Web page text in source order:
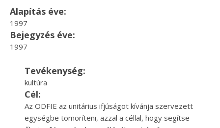
Alapítás éve:
1997
Bejegyzés éve:
1997
Tevékenység:
kultúra
Cél:
Az ODFIE az unitárius ifjúságot kívánja szervezett
egységbe tömöríteni, azzal a céllal, hogy segítse